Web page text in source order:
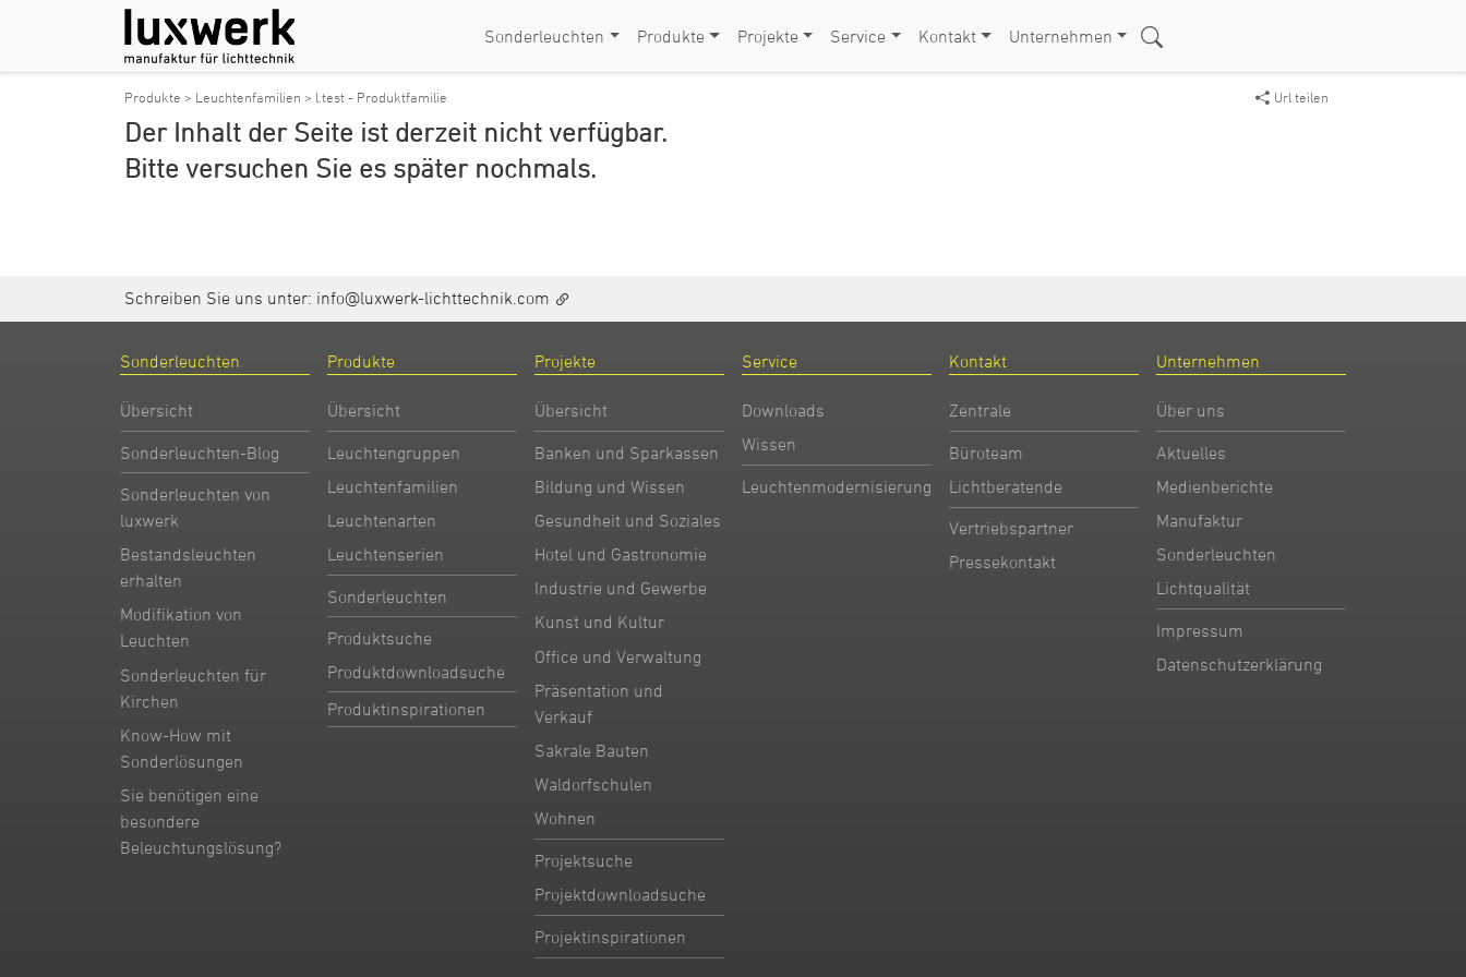
Sonderleuchten Produkte Projekte Service Kontakt Unternehmen
Produkte > Leuchtenfamilien > l.test - Produktfamilie Url teilen
Der Inhalt der Seite ist derzeit nicht verfügbar.
Bitte versuchen Sie es später nochmals.
Schreiben Sie uns unter: info@luxwerk-lichttechnik.com
Sonderleuchten
Übersicht
Sonderleuchten-Blog
Sonderleuchten von
luxwerk
Bestandsleuchten
erhalten
Modifikation von
Leuchten
Sonderleuchten für
Kirchen
Know-How mit
Sonderlösungen
Sie benötigen eine
besondere
Beleuchtungslösung?
Produkte
Übersicht
Leuchtengruppen
Leuchtenfamilien
Leuchtenarten
Leuchtenserien
Sonderleuchten
Produktsuche
Produktdownloadsuche
Produktinspirationen
Projekte
Übersicht
Banken und Sparkassen
Bildung und Wissen
Gesundheit und Soziales
Hotel und Gastronomie
Industrie und Gewerbe
Kunst und Kultur
Office und Verwaltung
Präsentation und
Verkauf
Sakrale Bauten
Waldorfschulen
Wohnen
Projektsuche
Projektdownloadsuche
Projektinspirationen
Service
Downloads
Wissen
Leuchtenmodernisierung
Kontakt
Zentrale
Büroteam
Lichtberatende
Vertriebspartner
Pressekontakt
Unternehmen
Über uns
Aktuelles
Medienberichte
Manufaktur
Sonderleuchten
Lichtqualität
Impressum
Datenschutzerklärung